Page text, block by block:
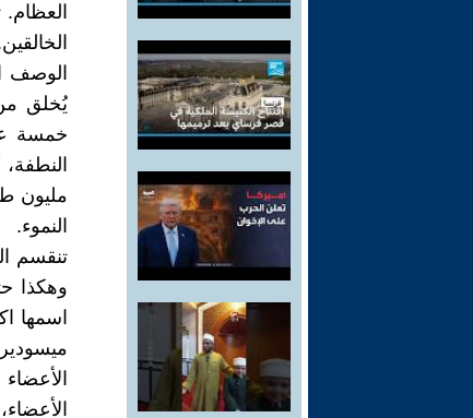
الوصف
يُخلق
خمسة
مليون
النموء.
تنقسم
وهكذا
اسمها